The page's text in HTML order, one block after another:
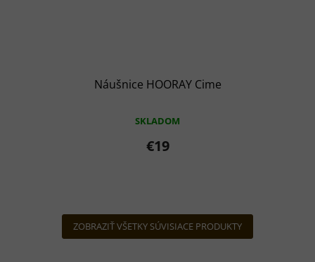
Náušnice HOORAY Cime
SKLADOM
€19
ZOBRAZIŤ VŠETKY SÚVISIACE PRODUKTY